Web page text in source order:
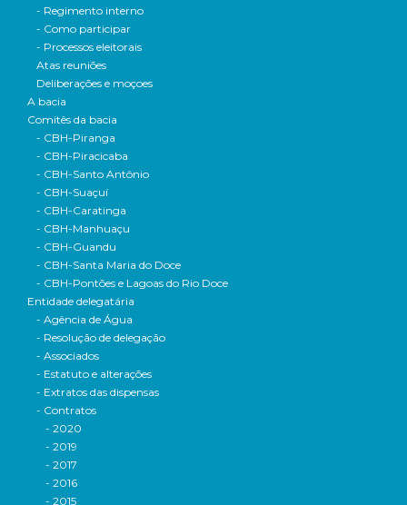
- Regimento interno
- Como participar
- Processos eleitorais
Atas reuniões
Deliberações e moçoes
A bacia
Comitês da bacia
- CBH-Piranga
- CBH-Piracicaba
- CBH-Santo Antônio
- CBH-Suaçuí
- CBH-Caratinga
- CBH-Manhuaçu
- CBH-Guandu
- CBH-Santa Maria do Doce
- CBH-Pontões e Lagoas do Rio Doce
Entidade delegatária
- Agência de Água
- Resolução de delegação
- Associados
- Estatuto e alterações
- Extratos das dispensas
- Contratos
- 2020
- 2019
- 2017
- 2016
- 2015